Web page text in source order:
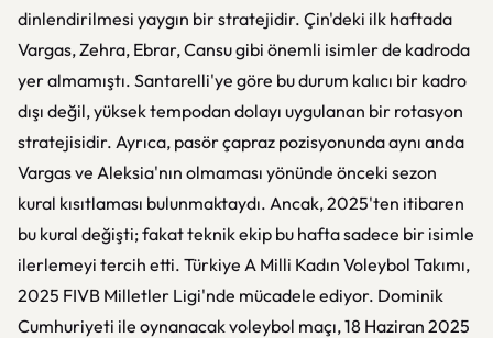
dinlendirilmesi yaygın bir stratejidir. Çin'deki ilk haftada
Vargas, Zehra, Ebrar, Cansu gibi önemli isimler de kadroda
yer almamıştı. Santarelli'ye göre bu durum kalıcı bir kadro
dışı değil, yüksek tempodan dolayı uygulanan bir rotasyon
stratejisidir. Ayrıca, pasör çapraz pozisyonunda aynı anda
Vargas ve Aleksia'nın olmaması yönünde önceki sezon
kural kısıtlaması bulunmaktaydı. Ancak, 2025'ten itibaren
bu kural değişti; fakat teknik ekip bu hafta sadece bir isimle
ilerlemeyi tercih etti. Türkiye A Milli Kadın Voleybol Takımı,
2025 FIVB Milletler Ligi'nde mücadele ediyor. Dominik
Cumhuriyeti ile oynanacak voleybol maçı, 18 Haziran 2025